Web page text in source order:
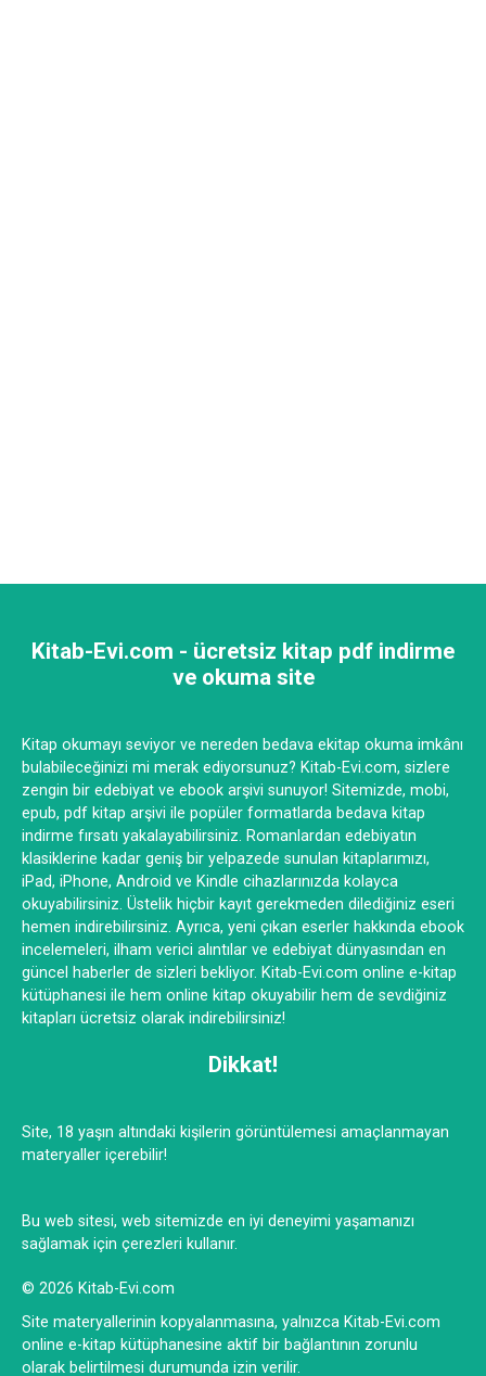
Kitab-Evi.com - ücretsiz kitap pdf indirme
ve okuma site
Kitap okumayı seviyor ve nereden bedava ekitap okuma imkânı
bulabileceğinizi mi merak ediyorsunuz? Kitab-Evi.com, sizlere
zengin bir edebiyat ve ebook arşivi sunuyor! Sitemizde, mobi,
epub, pdf kitap arşivi ile popüler formatlarda bedava kitap
indirme fırsatı yakalayabilirsiniz. Romanlardan edebiyatın
klasiklerine kadar geniş bir yelpazede sunulan kitaplarımızı,
iPad, iPhone, Android ve Kindle cihazlarınızda kolayca
okuyabilirsiniz. Üstelik hiçbir kayıt gerekmeden dilediğiniz eseri
hemen indirebilirsiniz. Ayrıca, yeni çıkan eserler hakkında ebook
incelemeleri, ilham verici alıntılar ve edebiyat dünyasından en
güncel haberler de sizleri bekliyor. Kitab-Evi.com online e-kitap
kütüphanesi ile hem online kitap okuyabilir hem de sevdiğiniz
kitapları ücretsiz olarak indirebilirsiniz!
Dikkat!
Site, 18 yaşın altındaki kişilerin görüntülemesi amaçlanmayan
materyaller içerebilir!
Bu web sitesi, web sitemizde en iyi deneyimi yaşamanızı
sağlamak için çerezleri kullanır.
© 2026 Kitab-Evi.com
Site materyallerinin kopyalanmasına, yalnızca Kitab-Evi.com
online e-kitap kütüphanesine aktif bir bağlantının zorunlu
olarak belirtilmesi durumunda izin verilir.